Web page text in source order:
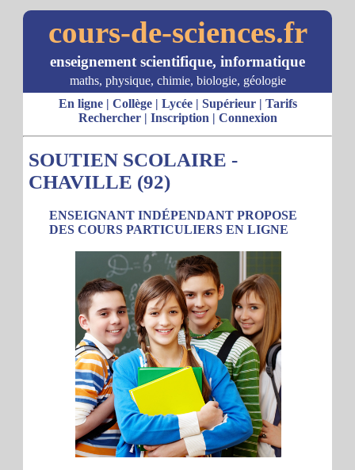
cours-de-sciences.fr
enseignement scientifique, informatique
maths, physique, chimie, biologie, géologie
En ligne| Collège| Lycée| Supérieur| Tarifs
Rechercher| Inscription | Connexion
SOUTIEN SCOLAIRE -
CHAVILLE (92)
ENSEIGNANT INDÉPENDANT PROPOSE
DES COURS PARTICULIERS EN LIGNE